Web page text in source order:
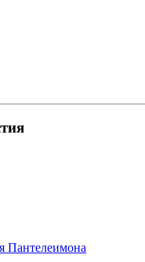
Пантелеимона